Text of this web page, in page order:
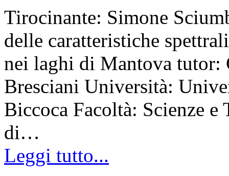
Tirocinante: Simone
delle caratteristiche
nei laghi di Mantova tutor:
Bresciani Università:
Biccoca Facoltà: Scienze
di…
Leggi tutto...